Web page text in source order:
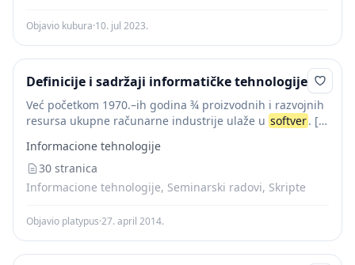
Objavio kubura·10. jul 2023.
Definicije i sadržaji informatičke tehnologije
Već početkom 1970.–ih godina ¾ proizvodnih i razvojnih
resursa ukupne računarne industrije ulaže u softver. [6]
pohranu, obradu i dohvaćanje brojnih informacija
potrebnih...
Informacione tehnologije
30 stranica
Informacione tehnologije, Seminarski radovi, Skripte
Objavio platypus·27. april 2014.